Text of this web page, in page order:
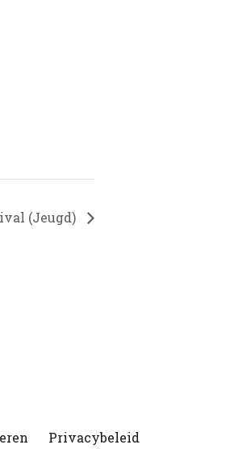
(Jeugd)
Privacybeleid